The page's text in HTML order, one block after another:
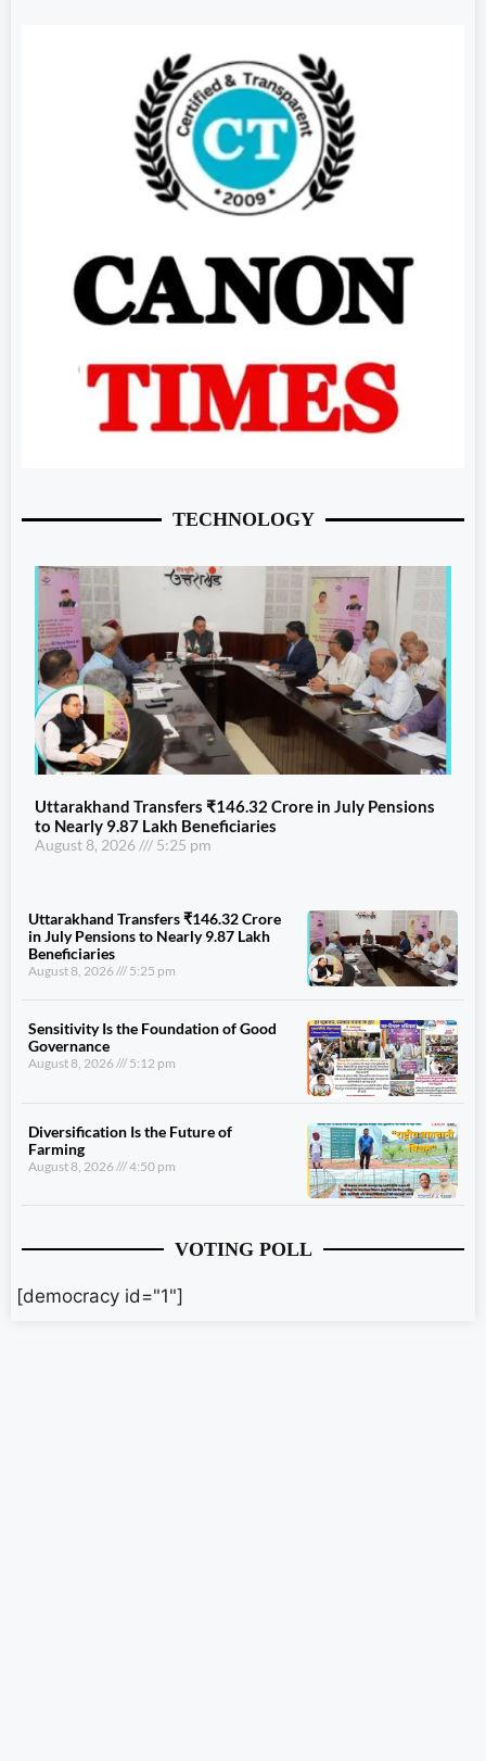
TECHNOLOGY
Uttarakhand Transfers ₹146.32 Crore in July Pensions
to Nearly 9.87 Lakh Beneficiaries
August 8, 2026 5:25 pm
Uttarakhand Transfers ₹146.32 Crore
in July Pensions to Nearly 9.87 Lakh
Beneficiaries
August 8, 2026 5:25 pm
Sensitivity Is the Foundation of Good
Governance
August 8, 2026 5:12 pm
Diversification Is the Future of
Farming
August 8, 2026 4:50 pm
VOTING POLL
[democracy id="1"]